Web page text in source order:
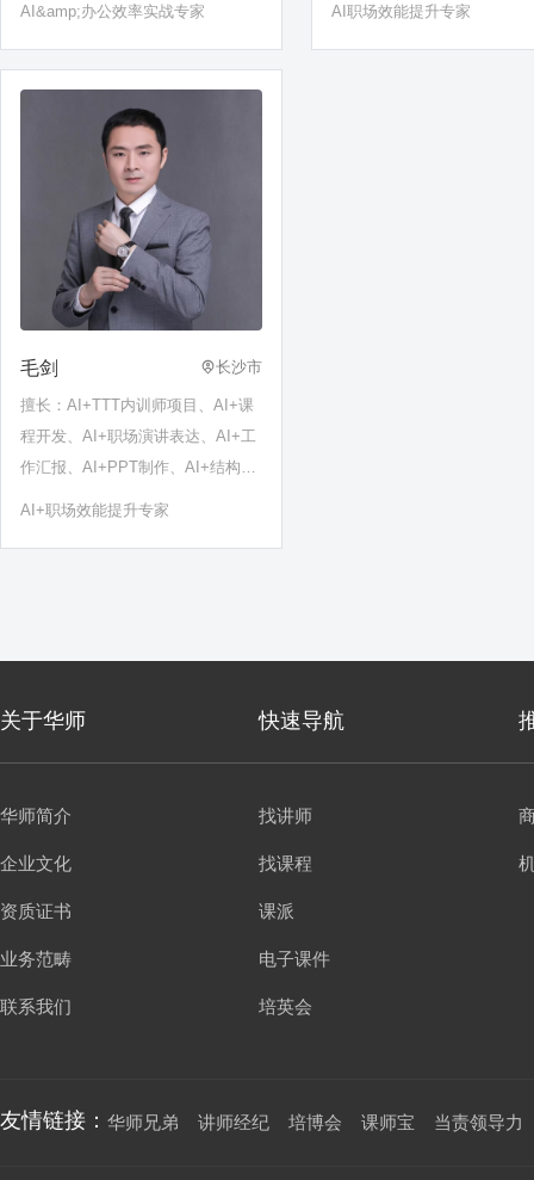
AI&amp;办公效率实战专家 AI职场效能提升专家
毛剑 长沙市
擅长：AI+TTT内训师项目、AI+课
程开发、AI+职场演讲表达、AI+工
作汇报、AI+PPT制作、AI+结构性
思维、AI+办公应用、AI+管理效率
AI+职场效能提升专家
关于华师 快速导航
华师简介
企业文化
资质证书
业务范畴
联系我们
找讲师
找课程
课派
电子课件
培英会
友情链接： 华师兄弟 讲师经纪 培博会 课师宝 当责领导力